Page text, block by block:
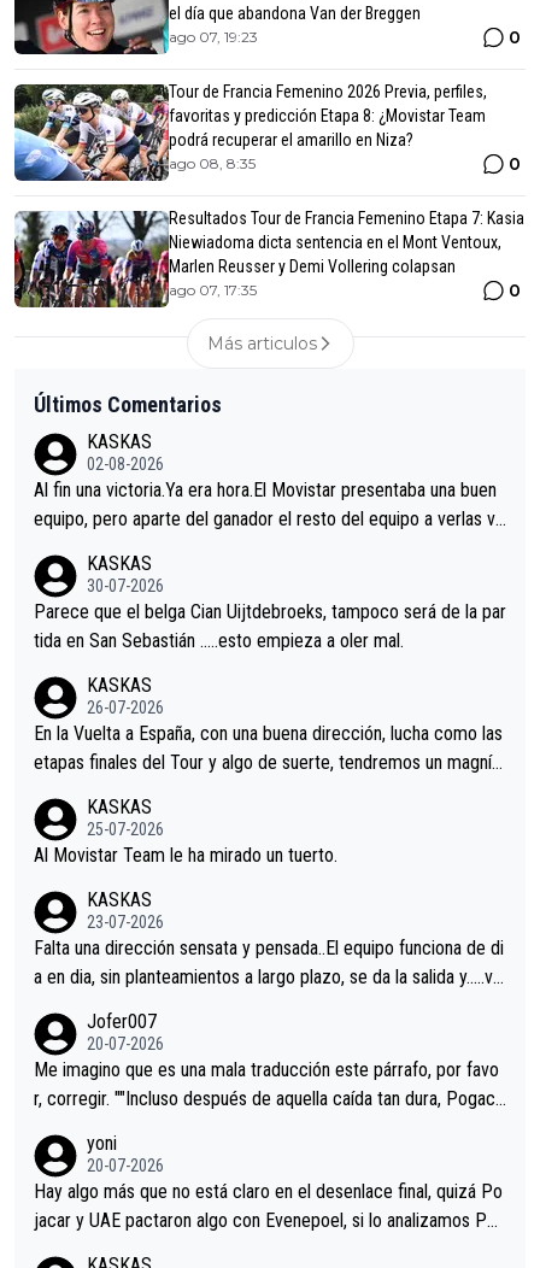
el día que abandona Van der Breggen
ago 07, 19:23 0
Tour de Francia Femenino 2026 Previa, perfiles,
favoritas y predicción Etapa 8: ¿Movistar Team
podrá recuperar el amarillo en Niza?
ago 08, 8:35 0
Resultados Tour de Francia Femenino Etapa 7: Kasia
Niewiadoma dicta sentencia en el Mont Ventoux,
Marlen Reusser y Demi Vollering colapsan
ago 07, 17:35 0
Más articulos
Últimos Comentarios
KASKAS
02-08-2026
Al fin una victoria.Ya era hora.El Movistar presentaba una buen
equipo, pero aparte del ganador el resto del equipo a verlas ve
s.La única buena noticia es la mejoría de Enric Más en San Seb
astian.Si en la Vuelta a Burgos sigue la mejoría, podríamos ten
er alguna sorpresa en la Vuelta.Ojalá.
KASKAS
30-07-2026
Parece que el belga Cian Uijtdebroeks, tampoco será de la par
tida en San Sebastián …..esto empieza a oler mal.
KASKAS
26-07-2026
En la Vuelta a España, con una buena dirección, lucha como las
etapas finales del Tour y algo de suerte, tendremos un magnífi
KASKAS
25-07-2026
Al Movistar Team le ha mirado un tuerto.
KASKAS
23-07-2026
Falta una dirección sensata y pensada..El equipo funciona de di
a en dia, sin planteamientos a largo plazo, se da la salida y…..ve
Minguez, Velez etc etc.Me da pena vivir estos momentos tan
tristes sin victorias.
Jofer007
20-07-2026
Me imagino que es una mala traducción este párrafo, por favo
r, corregir. ""Incluso después de aquella caída tan dura, Pogaca
permaneció pegado a su rueda. Parecía increíble la forma en l
a que era capaz de controlar el miedo", recordó."
yoni
20-07-2026
Hay algo más que no está claro en el desenlace final, quizá Po
jacar y UAE pactaron algo con Evenepoel, si lo analizamos Poj